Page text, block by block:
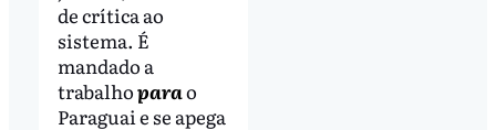
de crítica ao
sistema. É
mandado a
trabalhoparao
Paraguai e se apega